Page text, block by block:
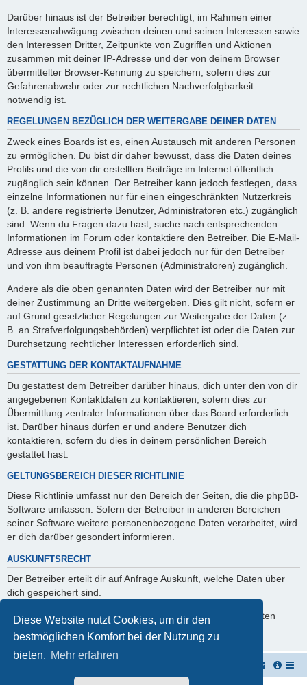
Diese Website nutzt Cookies, um dir den
bestmöglichen Komfort bei der Nutzung zu
bieten. Mehr erfahren
Darüber hinaus ist der Betreiber berechtigt, im Rahmen einer
Interessenabwägung zwischen deinen und seinen Interessen sowie
den Interessen Dritter, Zeitpunkte von Zugriffen und Aktionen
zusammen mit deiner IP-Adresse und der von deinem Browser
übermittelter Browser-Kennung zu speichern, sofern dies zur
Gefahrenabwehr oder zur rechtlichen Nachverfolgbarkeit
notwendig ist.
REGELUNGEN BEZÜGLICH DER WEITERGABE DEINER DATEN
Zweck eines Boards ist es, einen Austausch mit anderen Personen
zu ermöglichen. Du bist dir daher bewusst, dass die Daten deines
Profils und die von dir erstellten Beiträge im Internet öffentlich
zugänglich sein können. Der Betreiber kann jedoch festlegen, dass
einzelne Informationen nur für einen eingeschränkten Nutzerkreis
(z. B. andere registrierte Benutzer, Administratoren etc.) zugänglich
sind. Wenn du Fragen dazu hast, suche nach entsprechenden
Informationen im Forum oder kontaktiere den Betreiber. Die E-Mail-
Adresse aus deinem Profil ist dabei jedoch nur für den Betreiber
und von ihm beauftragte Personen (Administratoren) zugänglich.
Andere als die oben genannten Daten wird der Betreiber nur mit
deiner Zustimmung an Dritte weitergeben. Dies gilt nicht, sofern er
auf Grund gesetzlicher Regelungen zur Weitergabe der Daten (z.
B. an Strafverfolgungsbehörden) verpflichtet ist oder die Daten zur
Durchsetzung rechtlicher Interessen erforderlich sind.
GESTATTUNG DER KONTAKTAUFNAHME
Du gestattest dem Betreiber darüber hinaus, dich unter den von dir
angegebenen Kontaktdaten zu kontaktieren, sofern dies zur
Übermittlung zentraler Informationen über das Board erforderlich
ist. Darüber hinaus dürfen er und andere Benutzer dich
kontaktieren, sofern du dies in deinem persönlichen Bereich
gestattet hast.
GELTUNGSBEREICH DIESER RICHTLINIE
Diese Richtlinie umfasst nur den Bereich der Seiten, die die phpBB-
Software umfassen. Sofern der Betreiber in anderen Bereichen
seiner Software weitere personenbezogene Daten verarbeitet, wird
er dich darüber gesondert informieren.
AUSKUNFTSRECHT
Der Betreiber erteilt dir auf Anfrage Auskunft, welche Daten über
dich gespeichert sind.
Du kannst jederzeit die Löschung bzw. Sperrung deiner Daten
verlangen. Kontaktiere hierzu bitte den Betreiber.